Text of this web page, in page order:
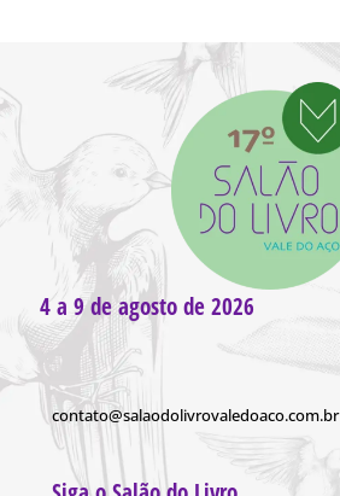
4 a 9 de agosto de 2026
contato@salaodolivrovaledoaco.com.br